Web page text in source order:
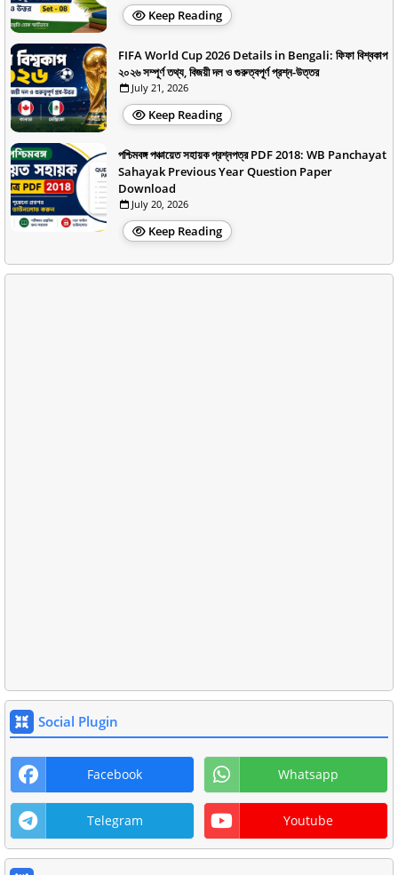
Keep Reading
FIFA World Cup 2026 Details in Bengali: ফিফা বিশ্বকাপ
২০২৬ সম্পূর্ণ তথ্য, বিজয়ী দল ও গুরুত্বপূর্ণ প্রশ্ন-উত্তর
July 21, 2026
Keep Reading
পশ্চিমবঙ্গ পঞ্চায়েত সহায়ক প্রশ্নপত্র PDF 2018: WB Panchayat
Sahayak Previous Year Question Paper
Download
July 20, 2026
Keep Reading
Social Plugin
Facebook Whatsapp
Telegram Youtube